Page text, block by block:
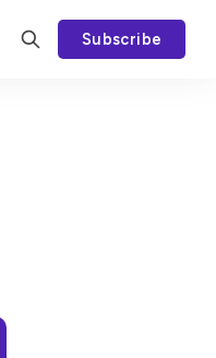
Subscribe